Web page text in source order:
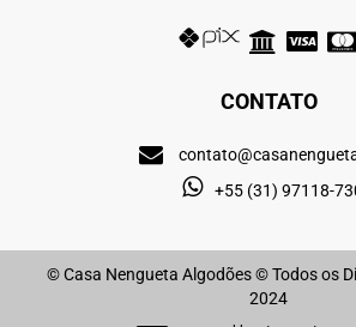
CONTATO
+55 (31) 97118-
© Casa Nengueta Algodões © Todos os
2024